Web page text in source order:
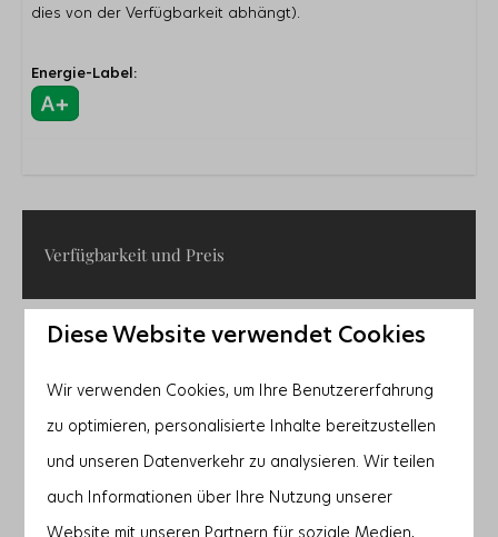
dies von der Verfügbarkeit abhängt).
Energie-Label:
Verfügbarkeit und Preis
2 Gäste
Fr 28-08-2026 So 30-08-2026
27 Aug
28 Aug
29 Aug
1 Nacht — —
Diese Website verwendet Cookies
Wir verwenden Cookies, um Ihre Benutzererfahrung
zu optimieren, personalisierte Inhalte bereitzustellen
und unseren Datenverkehr zu analysieren. Wir teilen
auch Informationen über Ihre Nutzung unserer
Website mit unseren Partnern für soziale Medien,